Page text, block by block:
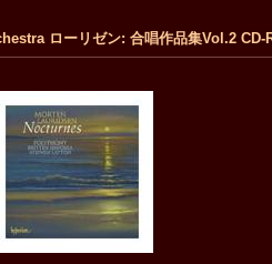
ローリゼン: 合唱作品集Vol.2 CD-